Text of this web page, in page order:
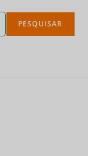
PESQUISAR